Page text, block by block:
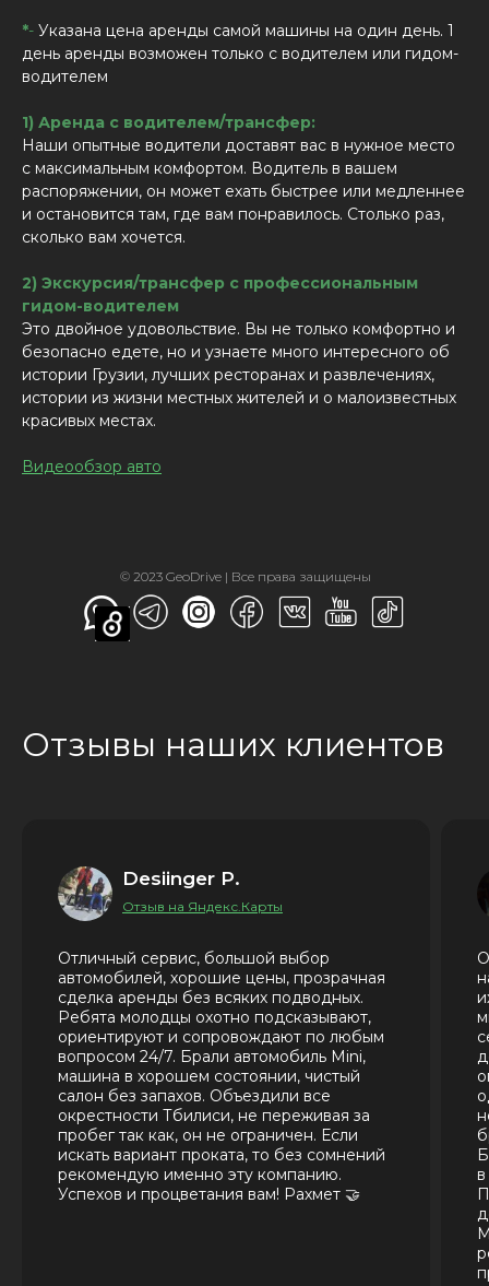
*- Указана цена аренды самой машины на один день. 1
день аренды возможен только с водителем или гидом-
водителем
1) Аренда с водителем/трансфер:
Наши опытные водители доставят вас в нужное место
с максимальным комфортом. Водитель в вашем
распоряжении, он может ехать быстрее или медленнее
и остановится там, где вам понравилось. Столько раз,
сколько вам хочется.
2) Экскурсия/трансфер с профессиональным
гидом-водителем
Это двойное удовольствие. Вы не только комфортно и
безопасно едете, но и узнаете много интересного об
истории Грузии, лучших ресторанах и развлечениях,
истории из жизни местных жителей и о малоизвестных
красивых местах.
Видеообзор авто
© 2023 GeoDrive | Все права защищены
Отзывы наших клиентов
Desiinger P.
Отзыв на Яндекс.Карты
Отличный сервис, большой выбор
автомобилей, хорошие цены, прозрачная
сделка аренды без всяких подводных.
Ребята молодцы охотно подсказывают,
ориентируют и сопровождают по любым
вопросом 24/7. Брали автомобиль Mini,
машина в хорошем состоянии, чистый
салон без запахов. Объездили все
окрестности Тбилиси, не переживая за
пробег так как, он не ограничен. Если
искать вариант проката, то без сомнений
рекомендую именно эту компанию.
Успехов и процветания вам! Рахмет 🤝